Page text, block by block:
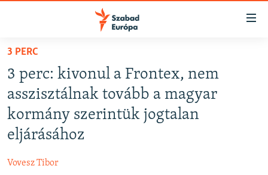
Akadálymentes
Ugrás
fő
oldalra
Ugrás
tartalomjegyzékre
NAPIRENDEN
AKTUÁLIS
PODCASTOK
VIDEÓK
3 PERC
3 perc: kivonul a Frontex, nem
asszisztálnak tovább a magyar
kormány szerintük jogtalan
eljárásához
Vovesz Tibor